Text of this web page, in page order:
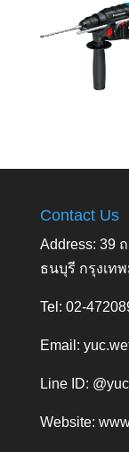
Contact Us
Address: 39
ธนบุรี กรุงเท
Tel: 02-
Email:
Line ID:
Website: